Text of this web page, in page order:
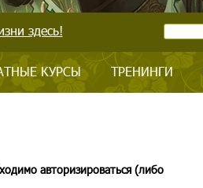
здесь!
КУРСЫ ТРЕНИНГИ
авторизироваться (либо